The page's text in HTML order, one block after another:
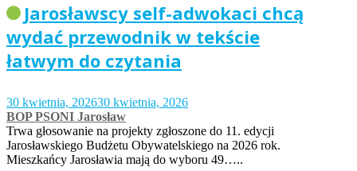
Jarosławscy self-adwokaci chcą
wydać przewodnik w tekście
łatwym do czytania
30 kwietnia, 202630 kwietnia, 2026
BOP PSONI Jarosław
Trwa głosowanie na projekty zgłoszone do 11. edycji
Jarosławskiego Budżetu Obywatelskiego na 2026 rok.
Mieszkańcy Jarosławia mają do wyboru 49…..